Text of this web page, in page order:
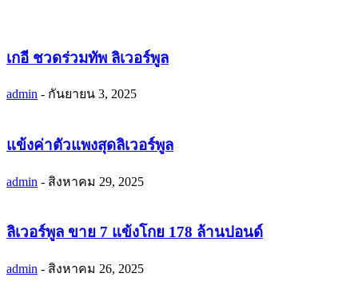
เกอี ชวดร่วมทัพ ลิเวอร์พูล
admin - กันยายน 3, 2025
แข้งค่าตัวแพงสุดลิเวอร์พูล
admin - สิงหาคม 29, 2025
ลิเวอร์พูล ขาย 7 แข้งโกย 178 ล้านปอนด์
admin - สิงหาคม 26, 2025